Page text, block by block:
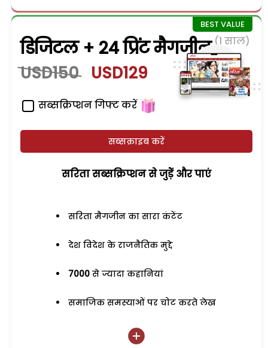
डिजिटल + 24 प्रिंट मैगजीन (1 साल)
USD150 USD129
सब्सक्रिप्शन गिफ्ट करें
सब्सक्राइब करें
सरिता सब्सक्रिप्शन से जुड़ेें और पाएं
सरिता मैगजीन का सारा कंटेंट
देश विदेश के राजनैतिक मुद्दे
7000 से ज्यादा कहानियां
समाजिक समस्याओं पर चोट करते लेख